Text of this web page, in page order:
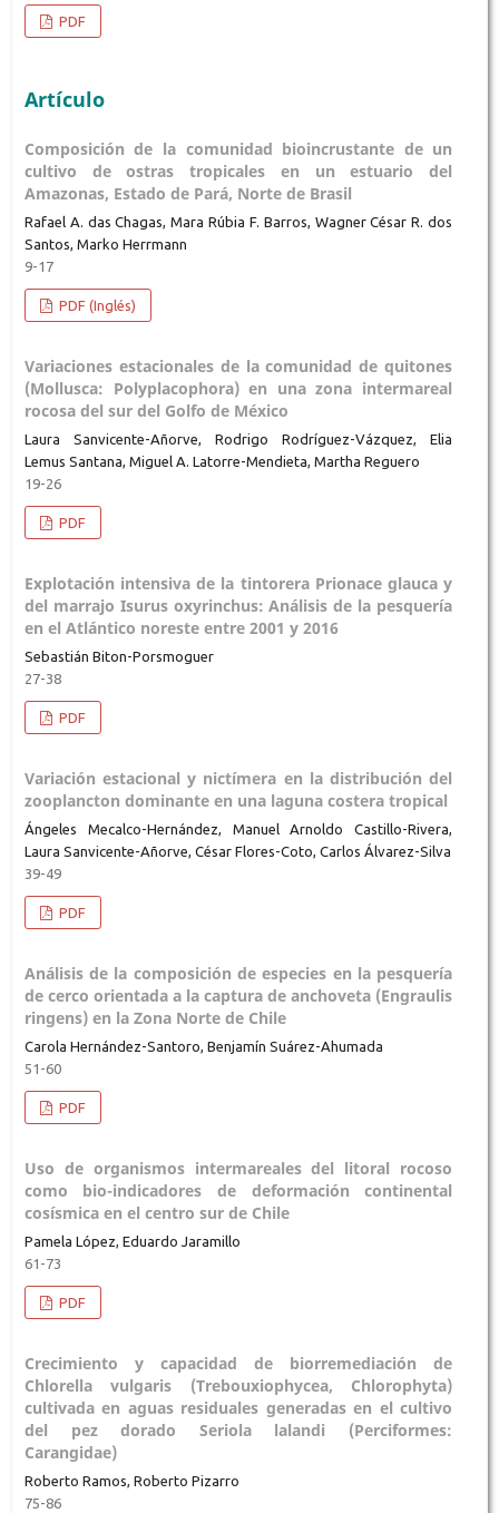
PDF
Artículo
Composición de la comunidad bioincrustante de un
cultivo de ostras tropicales en un estuario del
Amazonas, Estado de Pará, Norte de Brasil
Rafael A. das Chagas, Mara Rúbia F. Barros, Wagner César R. dos
Santos, Marko Herrmann
9-17
PDF (Inglés)
Variaciones estacionales de la comunidad de quitones
(Mollusca: Polyplacophora) en una zona intermareal
rocosa del sur del Golfo de México
Laura Sanvicente-Añorve, Rodrigo Rodríguez-Vázquez, Elia
Lemus Santana, Miguel A. Latorre-Mendieta, Martha Reguero
19-26
PDF
Explotación intensiva de la tintorera Prionace glauca y
del marrajo Isurus oxyrinchus: Análisis de la pesquería
en el Atlántico noreste entre 2001 y 2016
Sebastián Biton-Porsmoguer
27-38
PDF
Variación estacional y nictímera en la distribución del
zooplancton dominante en una laguna costera tropical
Ángeles Mecalco-Hernández, Manuel Arnoldo Castillo-Rivera,
Laura Sanvicente-Añorve, César Flores-Coto, Carlos Álvarez-Silva
39-49
PDF
Análisis de la composición de especies en la pesquería
de cerco orientada a la captura de anchoveta (Engraulis
ringens) en la Zona Norte de Chile
Carola Hernández-Santoro, Benjamín Suárez-Ahumada
51-60
PDF
Uso de organismos intermareales del litoral rocoso
como bio-indicadores de deformación continental
cosísmica en el centro sur de Chile
Pamela López, Eduardo Jaramillo
61-73
PDF
Crecimiento y capacidad de biorremediación de
Chlorella vulgaris (Trebouxiophycea, Chlorophyta)
cultivada en aguas residuales generadas en el cultivo
del pez dorado Seriola lalandi (Perciformes:
Carangidae)
Roberto Ramos, Roberto Pizarro
75-86